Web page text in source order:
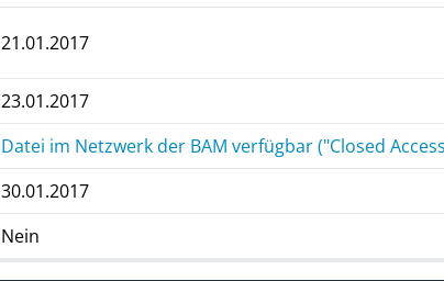
21.01.2017
23.01.2017
Datei im Netzwerk der BAM verfügbar ("Closed
30.01.2017
Nein